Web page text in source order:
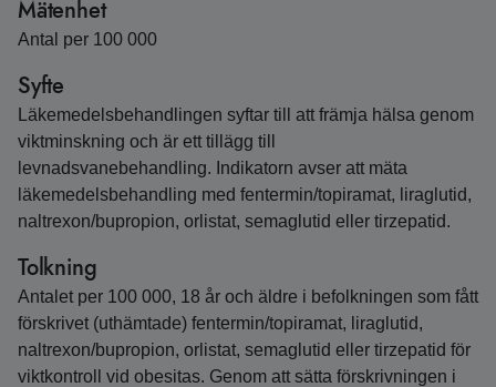
Mätenhet
Antal per 100 000
Syfte
Läkemedelsbehandlingen syftar till att främja hälsa genom
viktminskning och är ett tillägg till
levnadsvanebehandling. Indikatorn avser att mäta
läkemedelsbehandling med fentermin/topiramat, liraglutid,
naltrexon/bupropion, orlistat, semaglutid eller tirzepatid.
Tolkning
Antalet per 100 000, 18 år och äldre i befolkningen som fått
förskrivet (uthämtade) fentermin/topiramat, liraglutid,
naltrexon/bupropion, orlistat, semaglutid eller tirzepatid för
viktkontroll vid obesitas. Genom att sätta förskrivningen i